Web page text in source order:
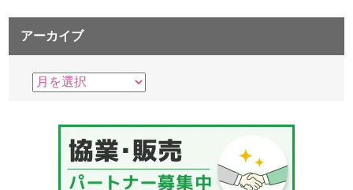
アーカイブ